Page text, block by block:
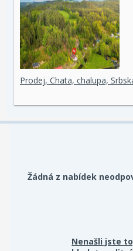
Prodej, Chata, chalupa,
Žádná z nabídek
Nenašli jste